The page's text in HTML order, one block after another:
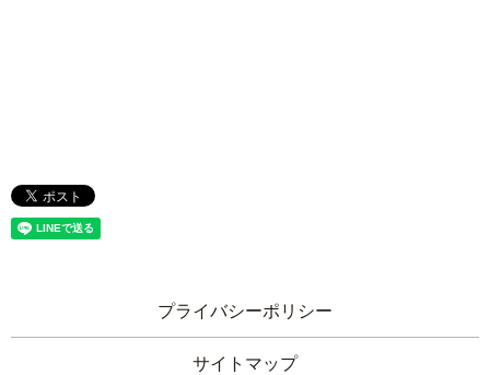
プライバシーポリシー
サイトマップ